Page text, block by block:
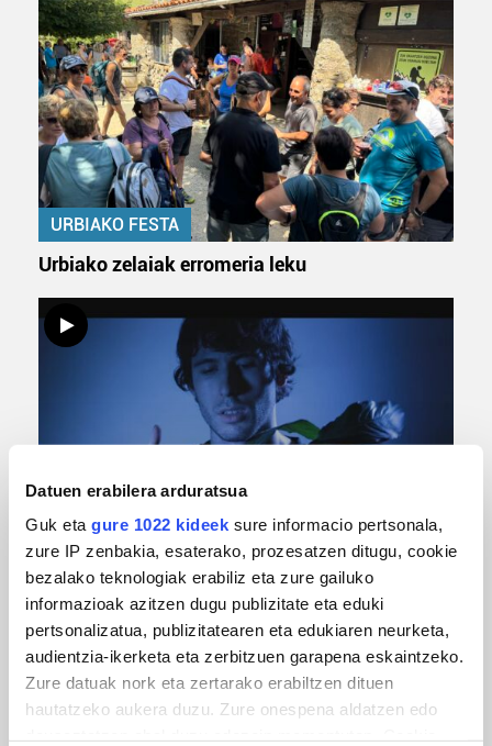
Datuen erabilera arduratsua
Guk eta gure 1022 kideek sure informacio pertsonala,
zure IP zenbakia, esaterako, prozesatzen ditugu, cookie
bezalako teknologiak erabiliz eta zure gailuko
informazioak azitzen dugu publizitate eta eduki
pertsonalizatua, publizitatearen eta edukiaren neurketa,
audientzia-ikerketa eta zerbitzuen garapena eskaintzeko.
Zure datuak nork eta zertarako erabiltzen dituen
hautatzeko aukera duzu. Zure onespena aldatzen edo
URBIAKO FESTA
Urbiako zelaiak erromeria leku
MUSIKA
Odik berria ezagutzeko aukera 'KimiK' eta
'Amaaaa!' abestiekin